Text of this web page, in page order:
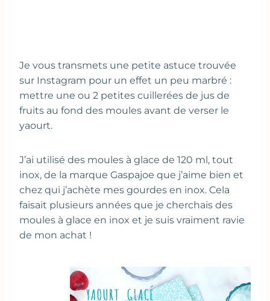
Je vous transmets une petite astuce trouvée
sur Instagram pour un effet un peu marbré :
mettre une ou 2 petites cuillerées de jus de
fruits au fond des moules avant de verser le
yaourt.
J’ai utilisé des moules à glace de 120 ml, tout
inox, de la marque Gaspajoe que j’aime bien et
chez qui j’achète mes gourdes en inox. Cela
faisait plusieurs années que je cherchais des
moules à glace en inox et je suis vraiment ravie
de mon achat !